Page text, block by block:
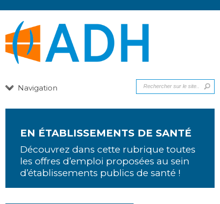
Navigation
EN ÉTABLISSEMENTS DE SANTÉ
Découvrez dans cette rubrique toutes
les offres d’emploi proposées au sein
d’établissements publics de santé !